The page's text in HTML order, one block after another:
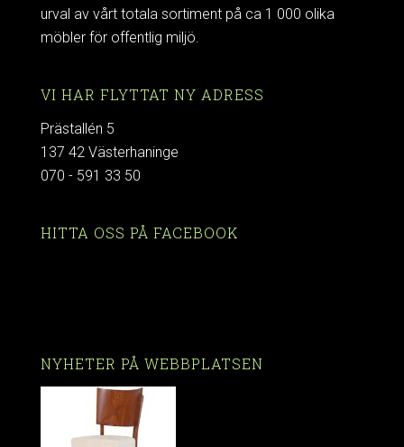
urval av vårt totala sortiment på ca 1 000 olika
möbler för offentlig miljö.
VI HAR FLYTTAT NY ADRESS
Prästallén 5
137 42 Västerhaninge
070 - 591 33 50
HITTA OSS PÅ FACEBOOK
NYHETER PÅ WEBBPLATSEN